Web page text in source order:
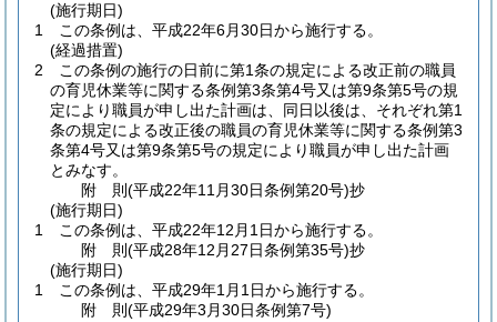
(施行期日)
1
この条例は、平成22年6月30日から施行する。
(経過措置)
2
この条例の施行の日前に第1条の規定による改正前の職員
の育児休業等に関する条例第3条第4号又は第9条第5号の規
定により職員が申し出た計画は、同日以後は、それぞれ第1
条の規定による改正後の職員の育児休業等に関する条例第3
条第4号又は第9条第5号の規定により職員が申し出た計画
とみなす。
附 則(平成22年11月30日条例第20号)抄
(施行期日)
1
この条例は、平成22年12月1日から施行する。
附 則(平成28年12月27日条例第35号)抄
(施行期日)
1
この条例は、平成29年1月1日から施行する。
附 則(平成29年3月30日条例第7号)